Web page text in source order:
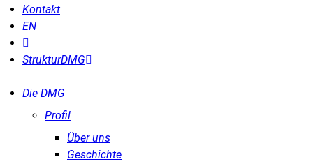
Kontakt
EN
StrukturDMG
Die DMG
Profil
Über uns
Geschichte